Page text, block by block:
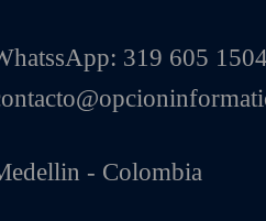
319 605 1504
- Colombia